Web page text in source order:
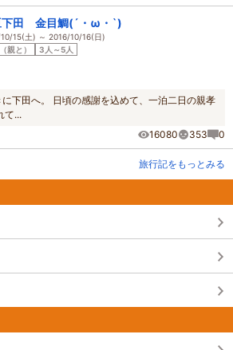
下田 金目鯛(´・ω・`)
15(土) ～ 2016/10/16(日)
親と）
3人～5人
下田へ。 日頃の感謝を込めて、一泊二日の親孝
て...
16080
353 0
旅行記をもっとみる